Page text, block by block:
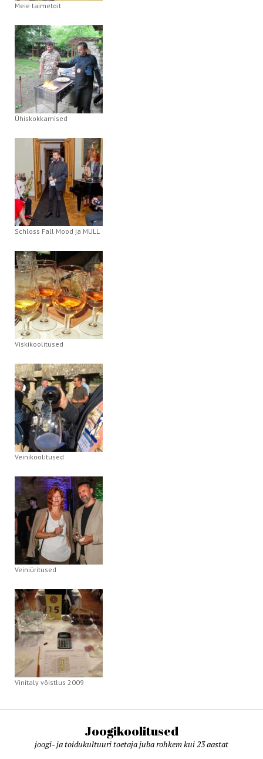
Meie taimetoit
Ühiskokkamised
Schloss Fall Mood ja MULL
Viskikoolitused
Veinikoolitused
Veiniüritused
Vinitaly võistlus 2009
Joogikoolitused
joogi- ja toidukultuuri toetaja juba rohkem kui 23 aastat